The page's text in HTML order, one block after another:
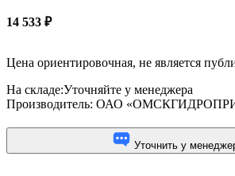
14 533 ₽
Цена ориентировочная, не является
На складе:Уточняйте у менеджера
Производитель: ОАО
Уточнить у